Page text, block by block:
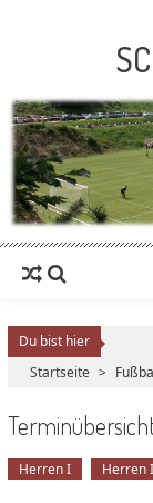
Du bist hier
Startseite >
Herren I Herren